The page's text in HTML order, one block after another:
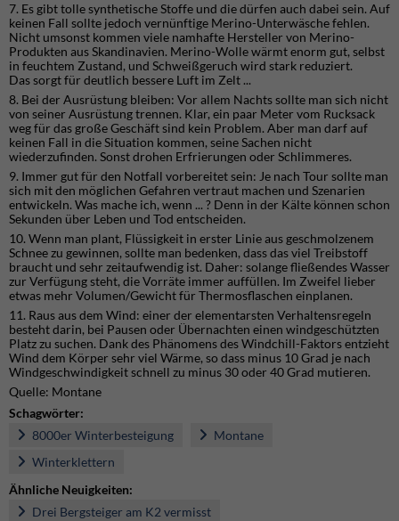
7. Es gibt tolle synthetische Stoffe und die dürfen auch dabei sein. Auf
keinen Fall sollte jedoch vernünftige Merino-Unterwäsche fehlen.
Nicht umsonst kommen viele namhafte Hersteller von Merino-
Produkten aus Skandinavien. Merino-Wolle wärmt enorm gut, selbst
in feuchtem Zustand, und Schweißgeruch wird stark reduziert.
Das sorgt für deutlich bessere Luft im Zelt ...
8. Bei der Ausrüstung bleiben: Vor allem Nachts sollte man sich nicht
von seiner Ausrüstung trennen. Klar, ein paar Meter vom Rucksack
weg für das große Geschäft sind kein Problem. Aber man darf auf
keinen Fall in die Situation kommen, seine Sachen nicht
wiederzufinden. Sonst drohen Erfrierungen oder Schlimmeres.
9. Immer gut für den Notfall vorbereitet sein: Je nach Tour sollte man
sich mit den möglichen Gefahren vertraut machen und Szenarien
entwickeln. Was mache ich, wenn ... ? Denn in der Kälte können schon
Sekunden über Leben und Tod entscheiden.
10. Wenn man plant, Flüssigkeit in erster Linie aus geschmolzenem
Schnee zu gewinnen, sollte man bedenken, dass das viel Treibstoff
braucht und sehr zeitaufwendig ist. Daher: solange fließendes Wasser
zur Verfügung steht, die Vorräte immer auffüllen. Im Zweifel lieber
etwas mehr Volumen/Gewicht für Thermosflaschen einplanen.
11. Raus aus dem Wind: einer der elementarsten Verhaltensregeln
besteht darin, bei Pausen oder Übernachten einen windgeschützten
Platz zu suchen. Dank des Phänomens des Windchill-Faktors entzieht
Wind dem Körper sehr viel Wärme, so dass minus 10 Grad je nach
Windgeschwindigkeit schnell zu minus 30 oder 40 Grad mutieren.
Quelle: Montane
Schagwörter:
8000er Winterbesteigung
Montane
Winterklettern
Ähnliche Neuigkeiten:
Drei Bergsteiger am K2 vermisst